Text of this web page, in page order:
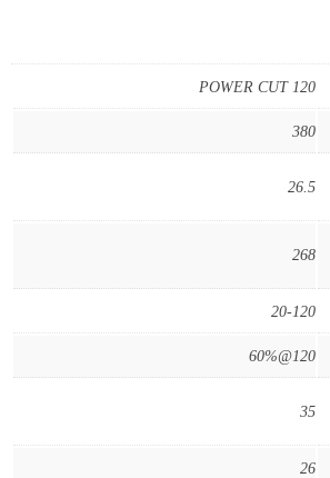
POWER CUT 120
380
26.5
268
20-120
120@60%
35
26